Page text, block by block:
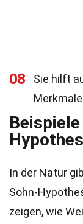
08
Sie hilft
In der Natur
Sohn-
zeigen, wie